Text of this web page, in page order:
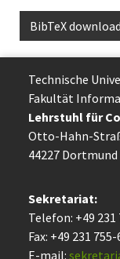
BibTeX download
Technische
Fakultät
Lehrstuhl für
Otto-Hahn-
44227 Dort­mund
Sekretariat:
Telefon: +49 231
Fax: +49 231 755-
E-mail: